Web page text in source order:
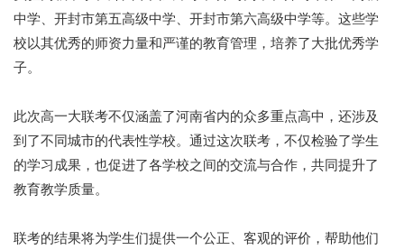
中学、开封市第五高级中学、开封市第六高级中学等。这些学
校以其优秀的师资力量和严谨的教育管理，培养了大批优秀学
子。
此次高一大联考不仅涵盖了河南省内的众多重点高中，还涉及
到了不同城市的代表性学校。通过这次联考，不仅检验了学生
的学习成果，也促进了各学校之间的交流与合作，共同提升了
教育教学质量。
联考的结果将为学生们提供一个公正、客观的评价，帮助他们